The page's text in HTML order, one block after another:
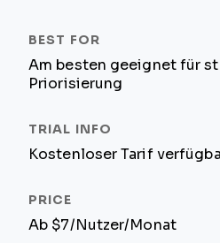
Am besten geeignet für
Priorisierung
Kostenloser Tarif
Ab $7/Nutzer/Monat